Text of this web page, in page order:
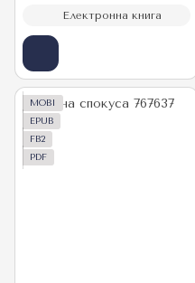
Електронна книга
MOBI
EPUB
FB2
PDF